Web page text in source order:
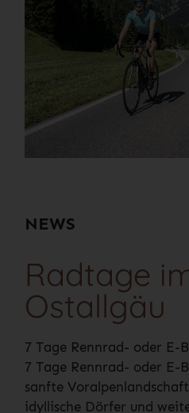
NEWS
Radtage
Ostallgäu
7 Tage Rennrad- oder E-
7 Tage Rennrad- oder E-
sanfte
idyllische Dörfer und